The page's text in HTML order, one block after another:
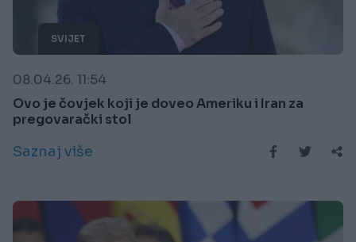
SVIJET
08.04.26. 11:54
Ovo je čovjek koji je doveo Ameriku i Iran za
pregovarački stol
Saznaj više